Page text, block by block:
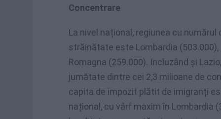
Concentrare
La nivel național, regiunea cu
străinătate este Lombardia
Romagna (259.000). Incluzând și
jumătate dintre cei 2,3 milioane de
capita de impozit plătit de imigranți
național, cu vârf maxim în Lombardia